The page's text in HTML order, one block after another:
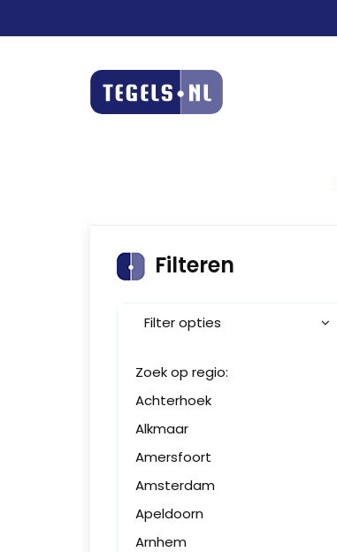
Filteren
Filter opties
Zoek op regio:
Achterhoek
Alkmaar
Amersfoort
Amsterdam
Apeldoorn
Arnhem